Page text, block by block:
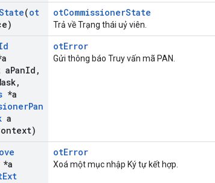
(ot
otCommissionerState
Trả về Trạng thái uỷ viên.
aPanId ,
,
*a
Pan
a
otError
Gửi thông báo Truy vấn mã PAN.
*a
Ext
otError
Xoá một mục nhập Ký tự kết hợp.